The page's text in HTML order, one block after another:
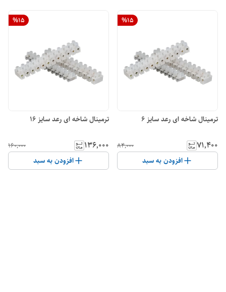
%15
ترمینال شاخه ای رعد سایز 6
۷۱٬۴۰۰ ۸۴٬۰۰۰
افزودن به سبد
%15
ترمینال شاخه ای رعد سایز 16
۱۳۶٬۰۰۰ ۱۶۰٬۰۰۰
افزودن به سبد